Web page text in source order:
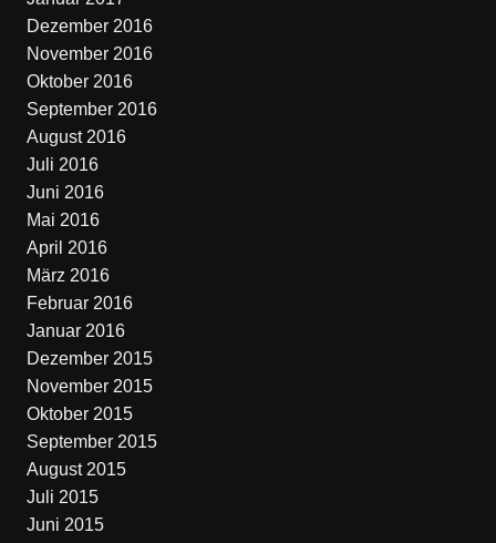
Dezember 2016
November 2016
Oktober 2016
September 2016
August 2016
Juli 2016
Juni 2016
Mai 2016
April 2016
März 2016
Februar 2016
Januar 2016
Dezember 2015
November 2015
Oktober 2015
September 2015
August 2015
Juli 2015
Juni 2015